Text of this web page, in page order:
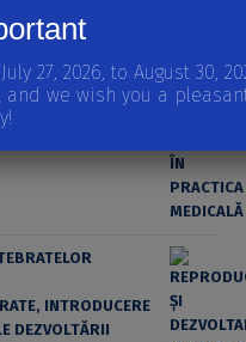
MEDICALĂ
INTRODUCERE
DEZVOLTĂRII
27, 2026, to August 30,
and we wish you a